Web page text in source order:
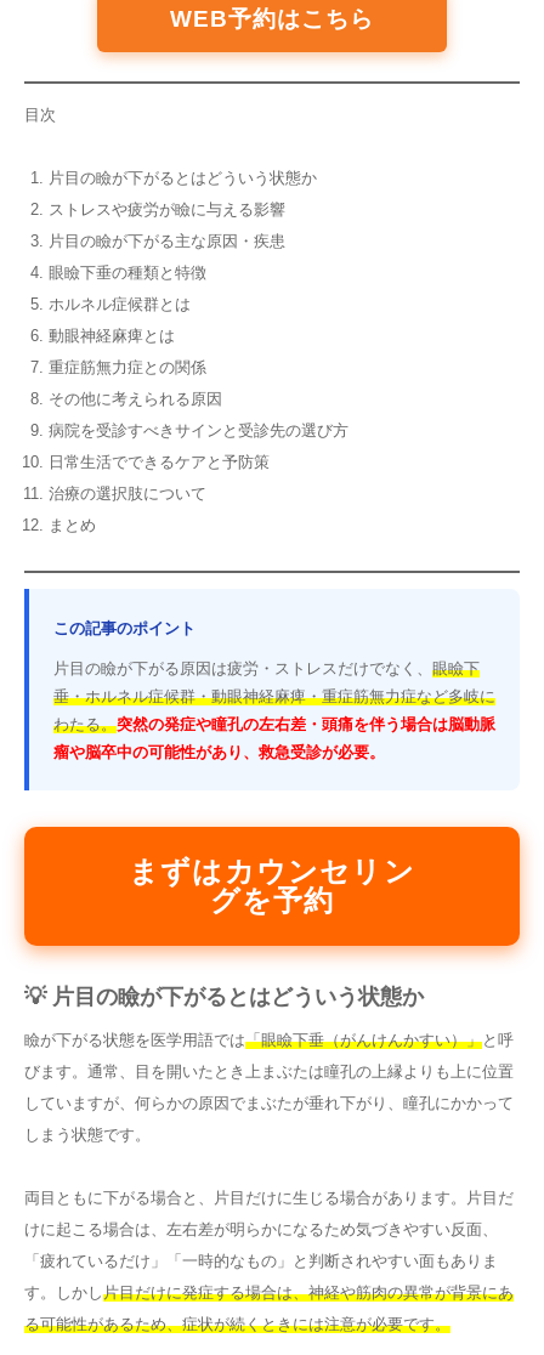
WEB予約はこちら
目次
片目の瞼が下がるとはどういう状態か
ストレスや疲労が瞼に与える影響
片目の瞼が下がる主な原因・疾患
眼瞼下垂の種類と特徴
ホルネル症候群とは
動眼神経麻痺とは
重症筋無力症との関係
その他に考えられる原因
病院を受診すべきサインと受診先の選び方
日常生活でできるケアと予防策
治療の選択肢について
まとめ
この記事のポイント
片目の瞼が下がる原因は疲労・ストレスだけでなく、 眼瞼下
垂・ホルネル症候群・動眼神経麻痺・重症筋無力症など多岐に
わたる。突然の発症や瞳孔の左右差・頭痛を伴う場合は脳動脈
瘤や脳卒中の可能性があり、救急受診が必要。
まずはカウンセリン
グを予約
💡 片目の瞼が下がるとはどういう状態か
瞼が下がる状態を医学用語では「眼瞼下垂（がんけんかすい）」と呼
びます。通常、目を開いたとき上まぶたは瞳孔の上縁よりも上に位置
していますが、何らかの原因でまぶたが垂れ下がり、瞳孔にかかって
しまう状態です。
両目ともに下がる場合と、片目だけに生じる場合があります。片目だ
けに起こる場合は、左右差が明らかになるため気づきやすい反面、
「疲れているだけ」「一時的なもの」と判断されやすい面もありま
す。しかし片目だけに発症する場合は、神経や筋肉の異常が背景にあ
る可能性があるため、症状が続くときには注意が必要です。